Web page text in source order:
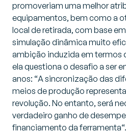
promoveriam uma melhor
equipamentos, bem como a
local de retirada, com base
simulação dinâmica muito
ambição induzida em termos
ela questiona o desafio a ser
anos: “A sincronização das
meios de produção
revolução. No entanto, será
verdadeiro ganho de
financiamento da ferramenta“.